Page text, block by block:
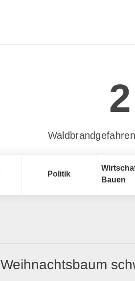
2
Politik
Bauen
Weihnachtsbaum